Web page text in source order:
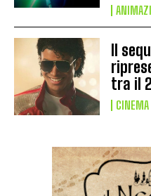
Il
tra il
CINEMA